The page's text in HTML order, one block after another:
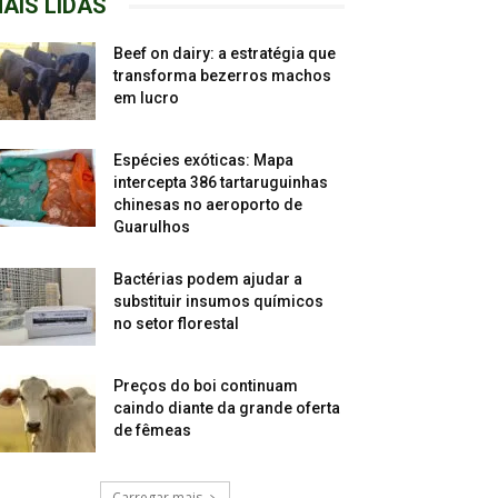
LIDAS
Beef on dairy: a estratégia que
transforma bezerros machos
em lucro
Espécies exóticas: Mapa
intercepta 386 tartaruguinhas
chinesas no aeroporto de
Guarulhos
Bactérias podem ajudar a
substituir insumos químicos
no setor florestal
Preços do boi continuam
caindo diante da grande oferta
de fêmeas